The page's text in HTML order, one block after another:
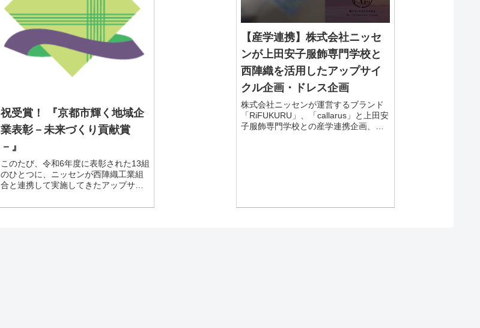
祝受賞！ 『京都市輝く地域企
業表彰－未来づくり貢献賞
－』
このたび、令和6年度に表彰された13組
のひとつに、ニッセンが西陣織工業組
合と連携して実施してきたアップサイ
つなぐ架け橋プロジェクト』が選ばれ
【産学連携】株式会社ニッセ
ンが上田安子服飾専門学校と
西陣織を活用したアップサイ
クル企画・ドレス企画
株式会社ニッセンが運営するブランド
「RiFUKURU」、「callarus」と上田安
子服飾専門学校との産学連携企画、各